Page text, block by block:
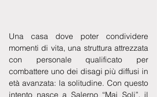
Una casa dove poter condividere
momenti di vita, una struttura attrezzata
con personale qualificato per
combattere uno dei disagi più diffusi in
età avanzata: la solitudine. Con questo
intento nasce a Salerno “Mai Soli”, il